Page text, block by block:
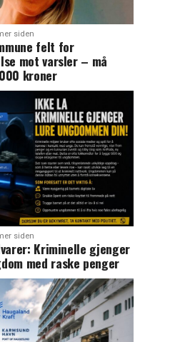
siden
felt for
mot varsler – må
kroner
siden
Kriminelle gjenger
med raske penger